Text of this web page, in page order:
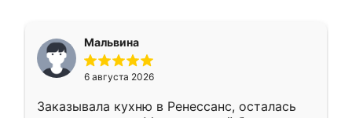
Мальвина
6 августа 2026
Заказывала кухню в Ренессанс, осталась